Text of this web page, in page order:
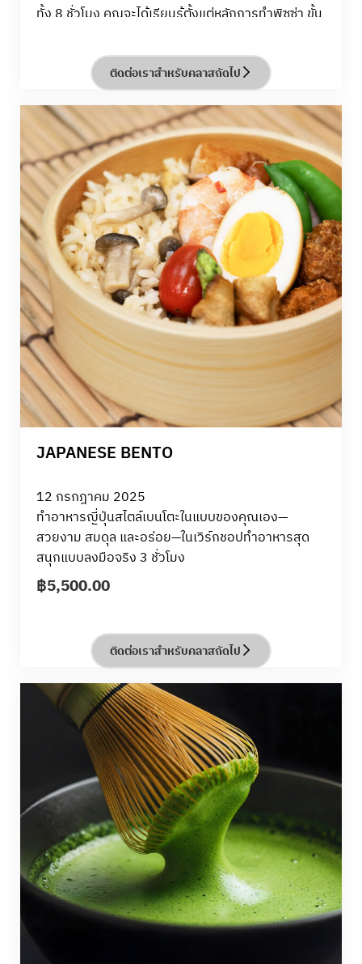
ทั้ง 8 ชั่วโมง คุณจะได้เรียนรู้ตั้งแต่หลักการทำพิซซ่า ขั้น
ระดับมืออาชีพ พร้อมเอ็นจอยไปกับการทำ Pizza
Margherita, Pizza Marinara และ Pizza Calzone
Napoletana
ติดต่อเราสำหรับคลาสถัดไป
JAPANESE BENTO
12 กรกฎาคม 2025
ทำอาหารญี่ปุ่นสไตล์เบนโตะในแบบของคุณเอง—
สวยงาม สมดุล และอร่อย—ในเวิร์กชอปทำอาหารสุด
สนุกแบบลงมือจริง 3 ชั่วโมง
เหมาะสำหรับแม่บ้านและคนรักการทำอาหาร!
เรียนรู้วิธีทำเมนูเบนโตะที่มีคุณค่าทางโภชนาการ สีสัน
ประจำวันหรือกล่องข้าวสำหรับคนที่คุณรัก
คุณจะได้ลงมือทำชุดเบนโตะครบเซต ที่ประกอบด้วยเมนู
ยอดนิยมอย่าง Tori Teriyaki , Asupara Niku-Maki,
Aji-Zuke Tamago, Sake Kawari-Age, Takikomi
Gohan และ Ebi no Uma-ni
เมื่อจบคลาส คุณจะได้กล่องเบนโตะที่จัดไว้อย่างสวยงาม
กลับบ้าน พร้อมทาน หรือเก็บไว้ให้กับคนที่คุณรัก
฿5,500.00
ติดต่อเราสำหรับคลาสถัดไป